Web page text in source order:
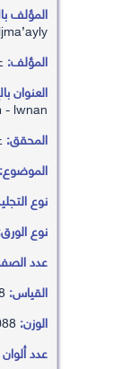
المؤلف
المؤلف:
العنوان
- lwnan
المحقق:
الموضوع:
نوع
نوع
عدد
القياس:
الوزن:
عدد